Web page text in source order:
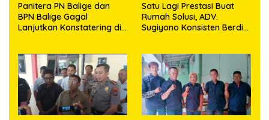
Panitera PN Balige dan
BPN Balige Gagal
Lanjutkan Konstatering di
Satu Lagi Prestasi Buat
Rumah Solusi, ADV.
Sugiyono Konsisten Berdiri